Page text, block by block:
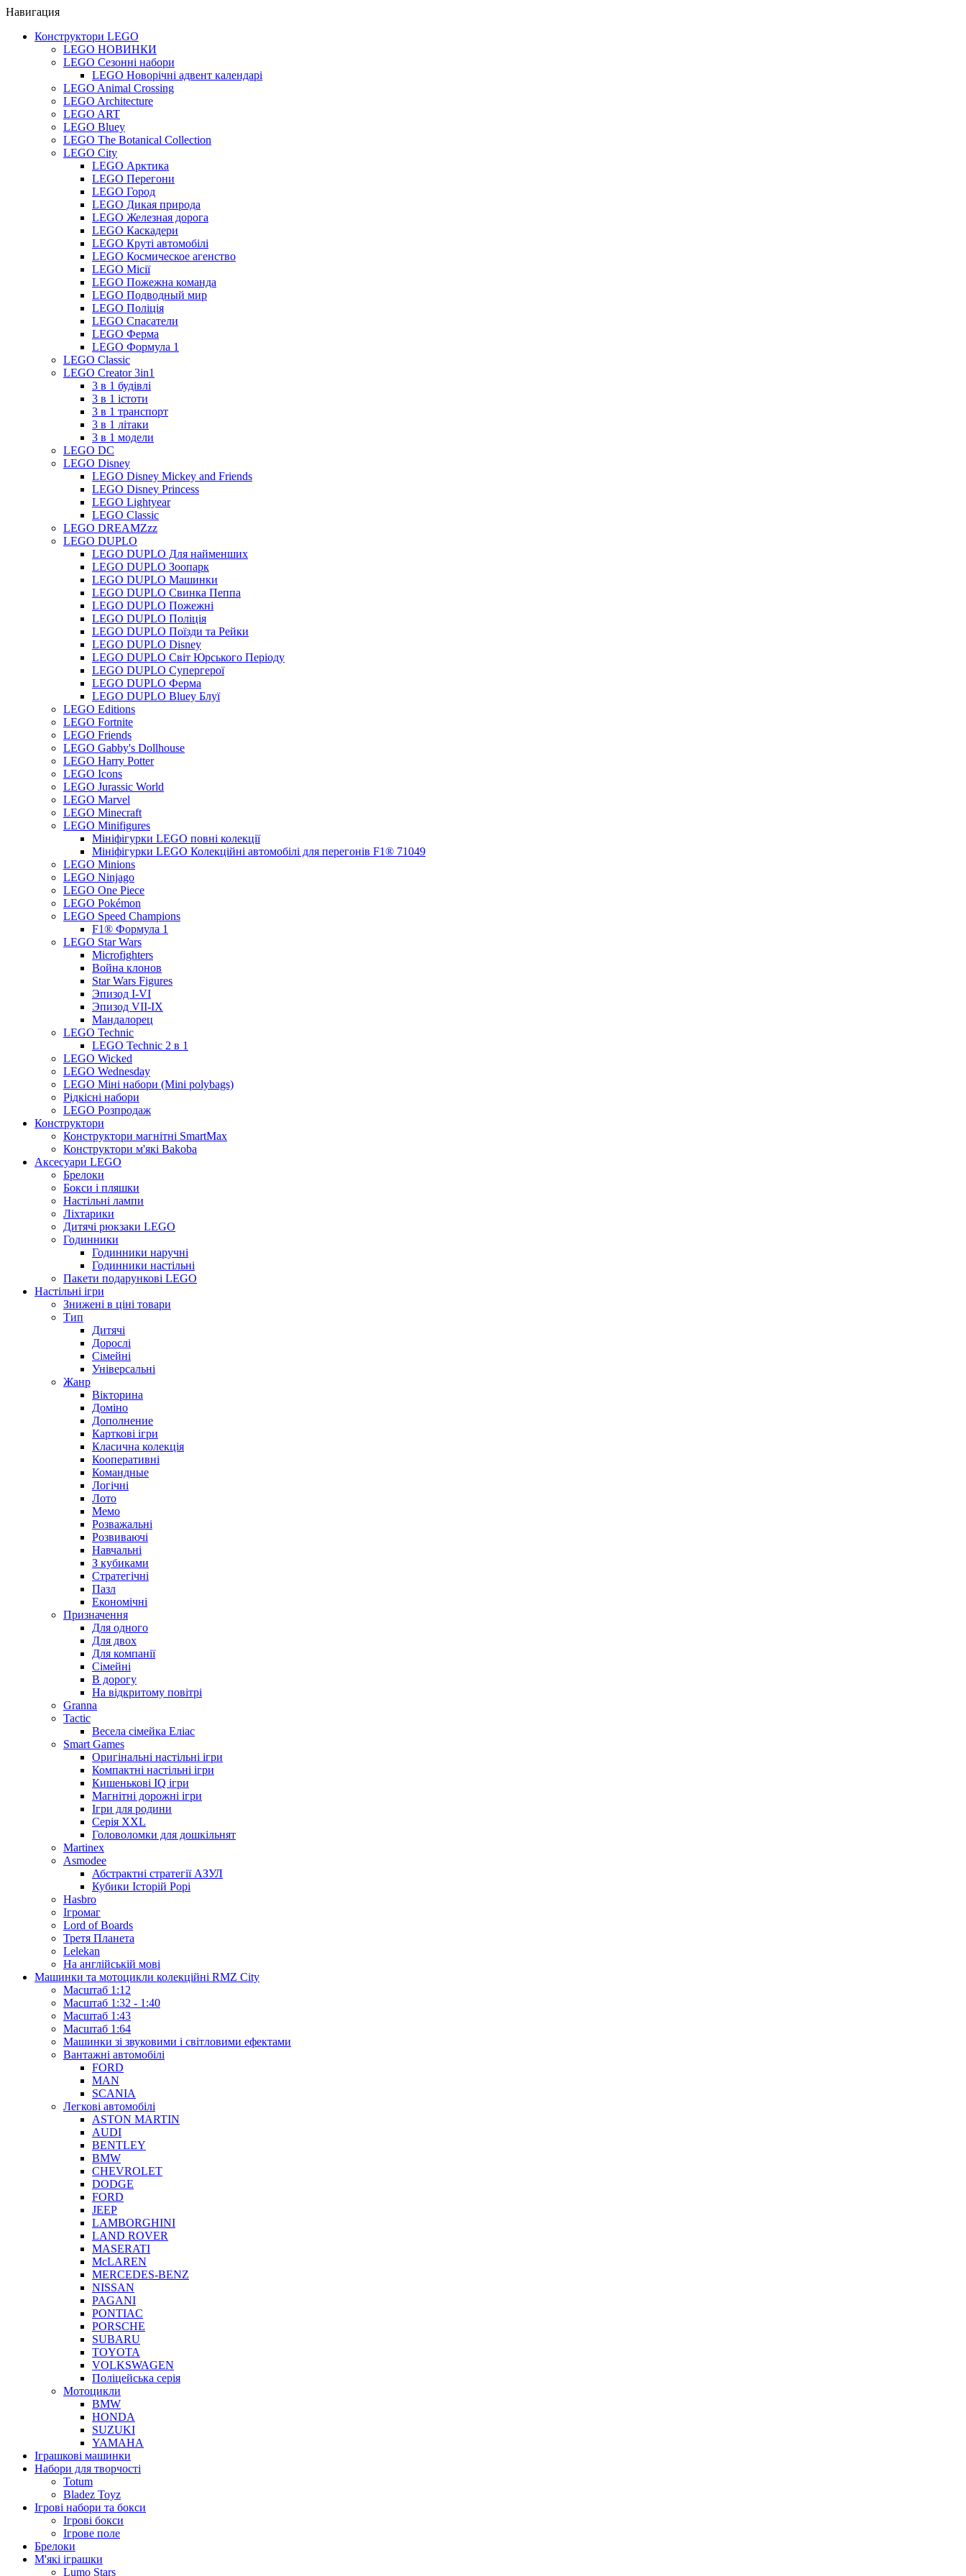
Навигация
Конструктори LEGO
LEGO НОВИНКИ
LEGO Сезонні набори
LEGO Новорічні адвент календарі
LEGO Animal Crossing
LEGO Architecture
LEGO ART
LEGO Bluey
LEGO The Botanical Collection
LEGO City
LEGO Арктика
LEGO Перегони
LEGO Город
LEGO Дикая природа
LEGO Железная дорога
LEGO Каскадери
LEGO Круті автомобілі
LEGO Космическое агенство
LEGO Місії
LEGO Пожежна команда
LEGO Подводный мир
LEGO Поліція
LEGO Спасатели
LEGO Ферма
LEGO Формула 1
LEGO Classic
LEGO Creator 3in1
3 в 1 будівлі
3 в 1 істоти
3 в 1 транспорт
3 в 1 літаки
3 в 1 модели
LEGO DC
LEGO Disney
LEGO Disney Mickey and Friends
LEGO Disney Princess
LEGO Lightyear
LEGO Classic
LEGO DREAMZzz
LEGO DUPLO
LEGO DUPLO Для найменших
LEGO DUPLO Зоопарк
LEGO DUPLO Машинки
LEGO DUPLO Свинка Пеппа
LEGO DUPLO Пожежні
LEGO DUPLO Поліція
LEGO DUPLO Поїзди та Рейки
LEGO DUPLO Disney
LEGO DUPLO Світ Юрського Періоду
LEGO DUPLO Супергерої
LEGO DUPLO Ферма
LEGO DUPLO Bluey Блуї
LEGO Editions
LEGO Fortnite
LEGO Friends
LEGO Gabby's Dollhouse
LEGO Harry Potter
LEGO Icons
LEGO Jurassic World
LEGO Marvel
LEGO Minecraft
LEGO Minifigures
Мініфігурки LEGO повні колекції
Мініфігурки LEGO Колекційні автомобілі для перегонів F1® 71049
LEGO Minions
LEGO Ninjago
LEGO One Piece
LEGO Pokémon
LEGO Speed Champions
F1® Формула 1
LEGO Star Wars
Microfighters
Война клонов
Star Wars Figures
Эпизод I-VI
Эпизод VII-IX
Мандалорец
LEGO Technic
LEGO Technic 2 в 1
LEGO Wicked
LEGO Wednesday
LEGO Міні набори (Mini polybags)
Рідкісні набори
LEGO Розпродаж
Конструктори
Конструктори магнітні SmartMax
Конструктори м'які Bakoba
Аксесуари LEGO
Брелоки
Бокси і пляшки
Настільні лампи
Ліхтарики
Дитячі рюкзаки LEGO
Годинники
Годинники наручні
Годинники настільні
Пакети подарункові LEGO
Настільні ігри
Знижені в ціні товари
Тип
Дитячі
Дорослі
Сімейні
Універсальні
Жанр
Вікторина
Доміно
Дополнение
Карткові ігри
Класична колекція
Кооперативні
Командные
Логічні
Лото
Мемо
Розважальні
Розвиваючі
Навчальні
З кубиками
Стратегічні
Пазл
Економічні
Призначення
Для одного
Для двох
Для компанії
Сімейні
В дорогу
На відкритому повітрі
Granna
Tactic
Весела сімейка Еліас
Smart Games
Оригінальні настільні ігри
Компактні настільні ігри
Кишенькові IQ ігри
Магнітні дорожні ігри
Ігри для родини
Серія XXL
Головоломки для дошкільнят
Martinex
Asmodee
Абстрактні стратегії АЗУЛ
Кубики Історій Рорі
Hasbro
Ігромаг
Lord of Boards
Третя Планета
Lelekan
На англійській мові
Машинки та мотоцикли колекційні RMZ City
Масштаб 1:12
Масштаб 1:32 - 1:40
Масштаб 1:43
Масштаб 1:64
Машинки зі звуковими і світловими ефектами
Вантажні автомобілі
FORD
MAN
SCANIA
Легкові автомобілі
ASTON MARTIN
AUDI
BENTLEY
BMW
CHEVROLET
DODGE
FORD
JEEP
LAMBORGHINI
LAND ROVER
MASERATI
McLAREN
MERCEDES-BENZ
NISSAN
PAGANI
PONTIAC
PORSCHE
SUBARU
TOYOTA
VOLKSWAGEN
Поліцейська серія
Мотоцикли
BMW
HONDA
SUZUKI
YAMAHA
Іграшкові машинки
Набори для творчості
Totum
Bladez Toyz
Ігрові набори та бокси
Ігрові бокси
Ігрове поле
Брелоки
М'які іграшки
Lumo Stars